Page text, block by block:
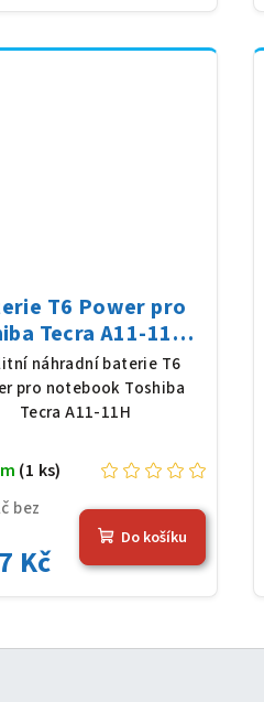
T6 Power pro
Tecra A11-11H,
10,8 V, 5200 mAh
(56 Wh), černá
náhradní baterie T6
pro notebook Toshiba
Tecra A11-11H
bez
Kč
(1 ks)
Do košíku